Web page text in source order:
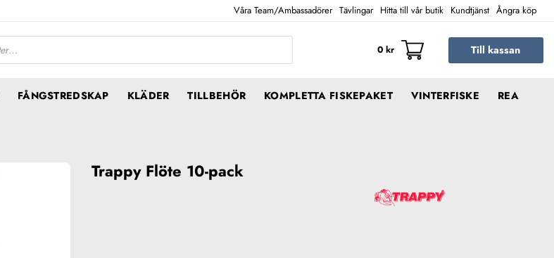
Våra Team/Ambassadörer Tävlingar Hitta till vår butik Kundtjänst Ångra köp
0 kr Till kassan
FÅNGSTREDSKAP KLÄDER TILLBEHÖR KOMPLETTA FISKEPAKET VINTERFISKE REA
Trappy Flöte 10-pack